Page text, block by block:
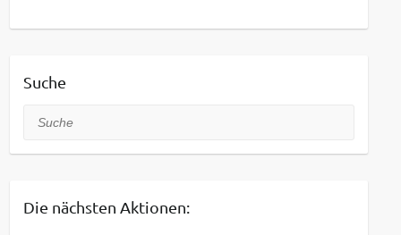
Suche
Suche
Die nächsten Aktionen: